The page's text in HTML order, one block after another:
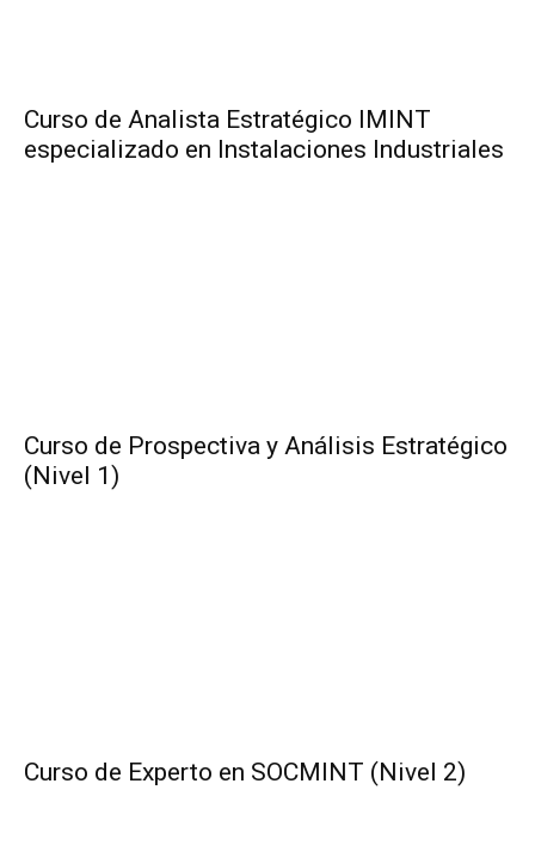
Curso de Analista Estratégico IMINT
especializado en Instalaciones Industriales
Curso de Prospectiva y Análisis Estratégico
(Nivel 1)
Curso de Experto en SOCMINT (Nivel 2)